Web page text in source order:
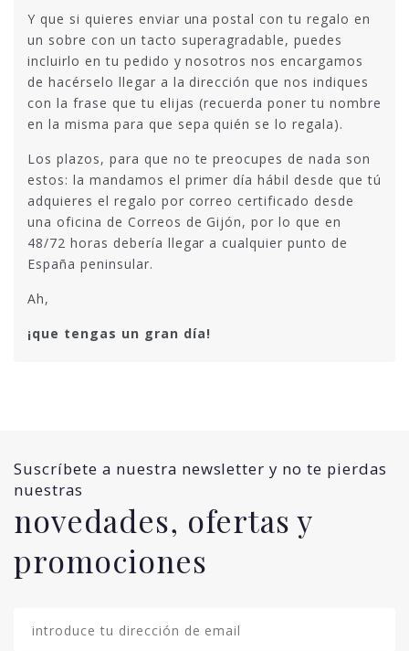
Y que si quieres enviar una postal con tu regalo en
un sobre con un tacto superagradable, puedes
incluirlo en tu pedido y nosotros nos encargamos
de hacérselo llegar a la dirección que nos indiques
con la frase que tu elijas (recuerda poner tu nombre
en la misma para que sepa quién se lo regala).
Los plazos, para que no te preocupes de nada son
estos: la mandamos el primer día hábil desde que tú
adquieres el regalo por correo certificado desde
una oficina de Correos de Gijón, por lo que en
48/72 horas debería llegar a cualquier punto de
España peninsular.
Ah,
¡que tengas un gran día!
Suscríbete a nuestra newsletter y no te pierdas
nuestras
novedades, ofertas y
promociones